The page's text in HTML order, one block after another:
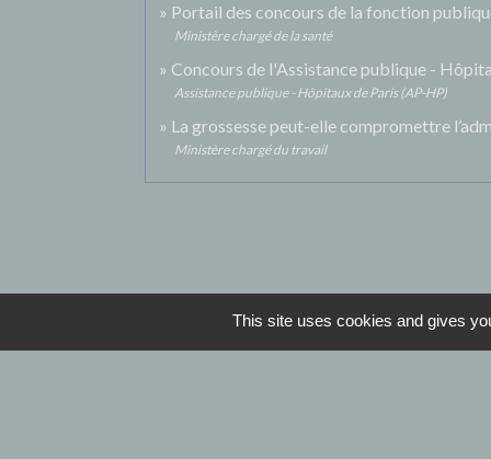
Portail des concours de la fonction
Ministère chargé de la santé
Concours de l'Assistance publique -
Assistance publique - Hôpitaux de Paris (AP-HP)
La grossesse peut-elle compromettre
Ministère chargé du travail
This site uses cookies and gives